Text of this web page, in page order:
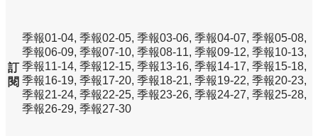
訂
閱
季報01-04, 季報02-05, 季報03-06, 季報04-07, 季報05-08,
季報06-09, 季報07-10, 季報08-11, 季報09-12, 季報10-13,
季報11-14, 季報12-15, 季報13-16, 季報14-17, 季報15-18,
季報16-19, 季報17-20, 季報18-21, 季報19-22, 季報20-23,
季報21-24, 季報22-25, 季報23-26, 季報24-27, 季報25-28,
季報26-29, 季報27-30